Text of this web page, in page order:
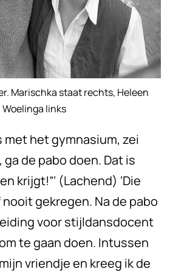
Marischka staat rechts, Heleen
Woelinga links
met het gymnasium, zei
ga de pabo doen. Dat is
krijgt!”‘ (Lachend) ‘Die
gekregen. Na de pabo
voor stijldansdocent
te gaan doen. Intussen
vriendje en kreeg ik de